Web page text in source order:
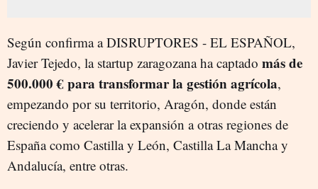
Según confirma a DISRUPTORES - EL ESPAÑOL,
Javier Tejedo, la startup zaragozana ha captado más de
500.000 € para transformar la gestión agrícola,
empezando por su territorio, Aragón, donde están
creciendo y acelerar la expansión a otras regiones de
España como Castilla y León, Castilla La Mancha y
Andalucía, entre otras.